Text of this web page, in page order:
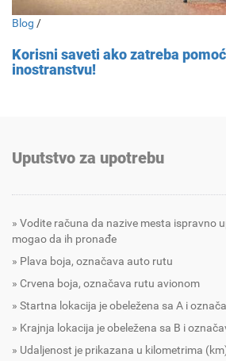
Blog /
Korisni saveti ako zatreba
inostranstvu!
Uputstvo za upotrebu
Vodite računa da nazive mesta ispravno
mogao da ih pronađe
Plava boja, označava auto rutu
Crvena boja, označava rutu avionom
Startna lokacija je obeležena sa A i
Krajnja lokacija je obeležena sa B i
Udaljenost je prikazana u kilometrima